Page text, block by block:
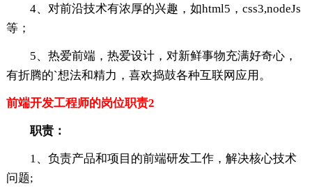
4、对前沿技术有浓厚的兴趣，如html5，css3,nodeJs
等；
5、热爱前端，热爱设计，对新鲜事物充满好奇心，
有折腾的`想法和精力，喜欢捣鼓各种互联网应用。
前端开发工程师的岗位职责2
职责：
1、负责产品和项目的前端研发工作，解决核心技术
问题;